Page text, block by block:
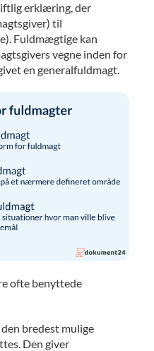
erklæring, der
til
Fuldmægtige kan
vegne inden for
en generalfuldmagt.
ofte benyttede
bredest mulige
Den giver